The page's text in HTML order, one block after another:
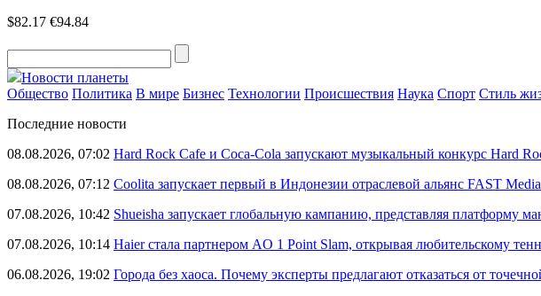
$82.17 €94.84
Новости планеты
Общество Политика В мире Бизнес Технологии Происшествия Наука Спорт Стиль
Последние новости
08.08.2026, 07:02 Hard Rock Cafe и Coca-Cola запускают музыкальный конкурс Hard
08.08.2026, 07:12 Coolita запускает первый в Индонезии отраслевой альянс FAST
07.08.2026, 10:42 Shueisha запускает глобальную кампанию, представляя
07.08.2026, 10:14 Haier стала партнером AO 1 Point Slam, открывая любительскому
06.08.2026, 19:02 Города без хаоса. Почему эксперты предлагают отказаться от